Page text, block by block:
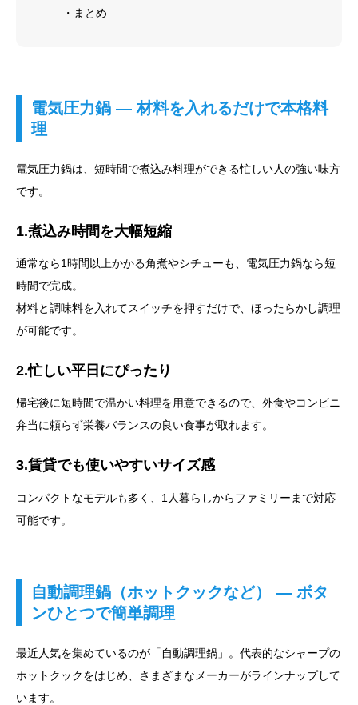
・まとめ
電気圧力鍋 ― 材料を入れるだけで本格料
理
電気圧力鍋は、短時間で煮込み料理ができる忙しい人の強い味方
です。
1.煮込み時間を大幅短縮
通常なら1時間以上かかる角煮やシチューも、電気圧力鍋なら短
時間で完成。
材料と調味料を入れてスイッチを押すだけで、ほったらかし調理
が可能です。
2.忙しい平日にぴったり
帰宅後に短時間で温かい料理を用意できるので、外食やコンビニ
弁当に頼らず栄養バランスの良い食事が取れます。
3.賃貸でも使いやすいサイズ感
コンパクトなモデルも多く、1人暮らしからファミリーまで対応
可能です。
自動調理鍋（ホットクックなど） ― ボタ
ンひとつで簡単調理
最近人気を集めているのが「自動調理鍋」。代表的なシャープの
ホットクックをはじめ、さまざまなメーカーがラインナップして
います。